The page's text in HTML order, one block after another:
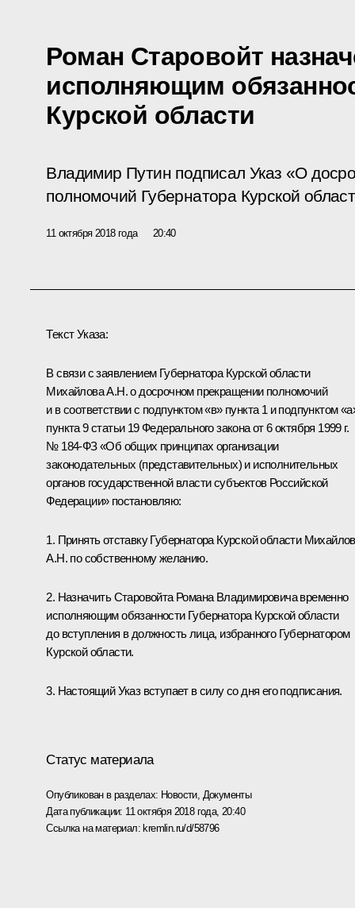
Роман Старовойт
исполняющим
Курской области
Владимир Путин подписал Указ «О
полномочий Губернатора Курской
11 октября 2018 года 20:40
Текст Указа:
В связи с заявлением Губернатора Курской области
Михайлова А.Н. о досрочном прекращении полномочий
и в соответствии с подпунктом «в» пункта 1 и подпунктом
пункта 9 статьи 19 Федерального закона от 6 октября 1999 г.
№ 184-ФЗ «Об общих принципах организации
законодательных (представительных) и исполнительных
органов государственной власти субъектов Российской
Федерации» постановляю:
1. Принять отставку Губернатора Курской области
А.Н. по собственному желанию.
2. Назначить Старовойта Романа Владимировича временно
исполняющим обязанности Губернатора Курской области
до вступления в должность лица, избранного Губернатором
Курской области.
3. Настоящий Указ вступает в силу со дня его подписания.
Статус материала
Опубликован в разделах: Новости, Документы
Дата публикации: 11 октября 2018 года, 20:40
Ссылка на материал: kremlin.ru/d/58796